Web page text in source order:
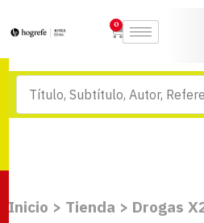
0
Inicio > Tienda > Drogas